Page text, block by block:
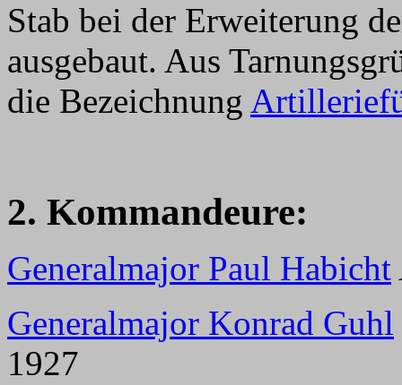
Stab bei der Erweiterung
ausgebaut. Aus
die Bezeichnung
2. Kommandeure:
Generalmajor Paul Habicht
Generalmajor Konrad Guhl
1927